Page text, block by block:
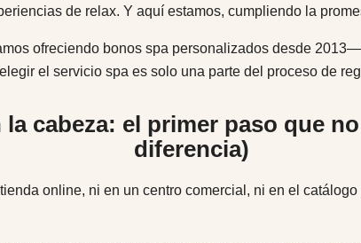
de relax. Y aquí estamos, cumpliendo la
ofreciendo bonos spa personalizados desde
el servicio spa es solo una parte del proceso de
la cabeza: el primer paso que
diferencia)
online, ni en un centro comercial, ni en el